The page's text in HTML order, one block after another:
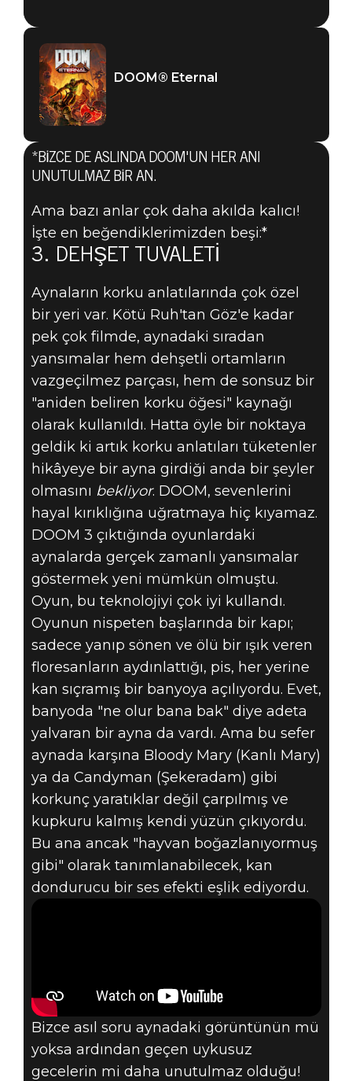
DOOM® Eternal
28 Eylül 2019
EN
UNUTULMAZ 5
DOOM ANI - 3:
DEHŞET
TUVALETI
DOOM® Eternal
*BIZCE DE ASLINDA DOOM'UN HER ANI
UNUTULMAZ BIR AN.
Ama bazı anlar çok daha akılda kalıcı!
İşte en beğendiklerimizden beşi:*
3. DEHŞET TUVALETI
Aynaların korku anlatılarında çok özel
bir yeri var. Kötü Ruh'tan Göz'e kadar
pek çok filmde, aynadaki sıradan
yansımalar hem dehşetli ortamların
vazgeçilmez parçası, hem de sonsuz bir
"aniden beliren korku öğesi" kaynağı
olarak kullanıldı. Hatta öyle bir noktaya
geldik ki artık korku anlatıları tüketenler
hikâyeye bir ayna girdiği anda bir şeyler
olmasını bekliyor. DOOM, sevenlerini
hayal kırıklığına uğratmaya hiç kıyamaz.
DOOM 3 çıktığında oyunlardaki
aynalarda gerçek zamanlı yansımalar
göstermek yeni mümkün olmuştu.
Oyun, bu teknolojiyi çok iyi kullandı.
Oyunun nispeten başlarında bir kapı;
sadece yanıp sönen ve ölü bir ışık veren
floresanların aydınlattığı, pis, her yerine
kan sıçramış bir banyoya açılıyordu. Evet,
banyoda "ne olur bana bak" diye adeta
yalvaran bir ayna da vardı. Ama bu sefer
aynada karşına Bloody Mary (Kanlı Mary)
ya da Candyman (Şekeradam) gibi
korkunç yaratıklar değil çarpılmış ve
kupkuru kalmış kendi yüzün çıkıyordu.
Bu ana ancak "hayvan boğazlanıyormuş
gibi" olarak tanımlanabilecek, kan
dondurucu bir ses efekti eşlik ediyordu.
Bizce asıl soru aynadaki görüntünün mü
yoksa ardından geçen uykusuz
gecelerin mi daha unutulmaz olduğu!